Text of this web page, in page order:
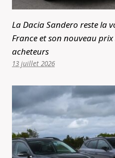
La Dacia Sandero reste la
France et son nouveau
acheteurs
13 juillet 2026